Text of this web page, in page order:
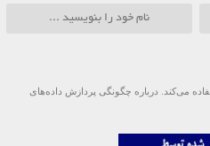
می‌کند. درباره چگونگی پردازش داده‌های